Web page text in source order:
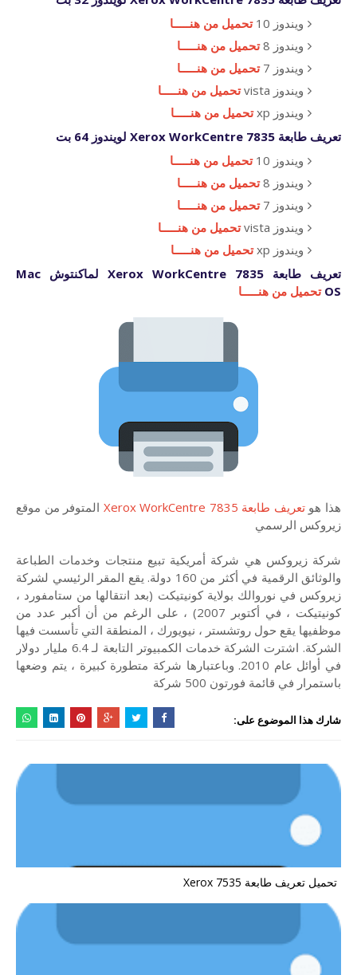
ويندوز 10
تحميل من هنـــــا
ويندوز 8
تحميل من هنـــــا
ويندوز 7
تحميل من هنـــــا
ويندوز vista
تحميل من هنـــــا
ويندوز xp
تحميل من هنـــــا
تعريف طابعة Xerox WorkCentre 7835 لويندوز 64 بت
ويندوز 10
تحميل من هنـــــا
ويندوز 8
تحميل من هنـــــا
ويندوز 7
تحميل من هنـــــا
ويندوز vista
تحميل من هنـــــا
ويندوز xp
تحميل من هنـــــا
تعريف طابعة Xerox WorkCentre 7835 لماكنتوش Mac
OS تحميل من هنـــــا
هذا هوتعريف طابعة Xerox WorkCentre 7835
المتوفر من موقع
زيروكس الرسمي
شركة زيروكس هي شركة أمريكية تبيع منتجات وخدمات الطباعة
والوثائق الرقمية في أكثر من 160 دولة. يقع المقر الرئيسي لشركة
زيروكس في نوروالك بولاية كونيتيكت (بعد انتقالها من ستامفورد ،
كونيتيكت ، في أكتوبر 2007) ، على الرغم من أن أكبر عدد من
موظفيها يقع حول روتشستر ، نيويورك ، المنطقة التي تأسست فيها
الشركة. اشترت الشركة خدمات الكمبيوتر التابعة لـ 6.4 مليار دولار
في أوائل عام 2010. وباعتبارها شركة متطورة كبيرة ، يتم وضعها
باستمرار في قائمة فورتون 500 شركة
شارك هذا الموضوع على:
تحميل تعريف طابعة Xerox 7535